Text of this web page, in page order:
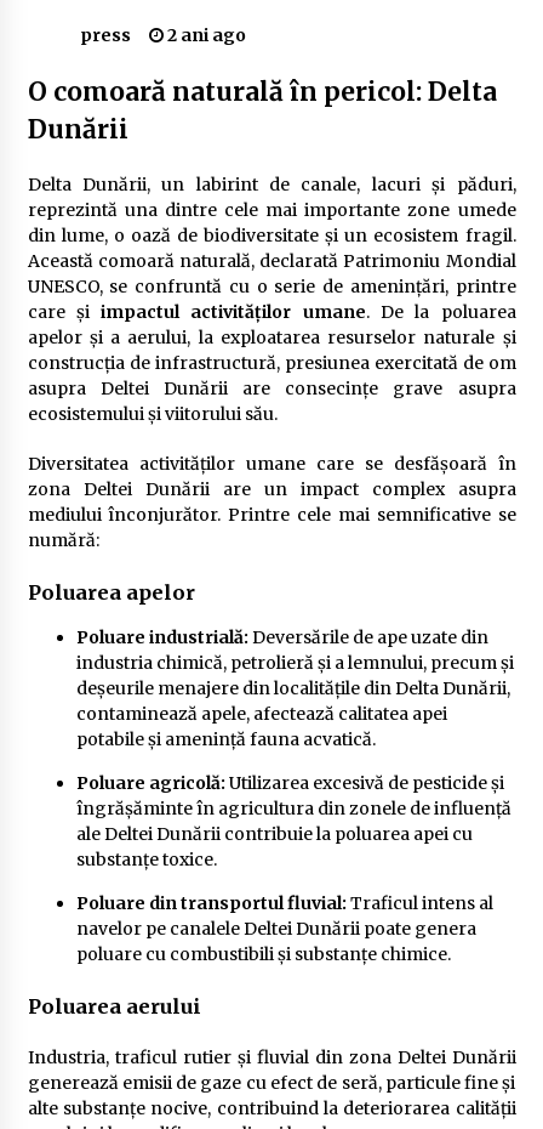
2 ani ago
Cele mai bune locuri pentru pescuitul crapului
în România (2024)
Cum să alegi firul de pescuit perfect pentru
crap: Ghid complet pentru pescari
2 ani ago
Uloga lokalne ekonomije u razvoju zajednice
2 ani ago
Cotele Dunării: Monitorizare și Prognoze
2 ani ago
press 2 ani ago
O comoară naturală în pericol: Delta
Dunării
Delta Dunării, un labirint de canale, lacuri și păduri,
reprezintă una dintre cele mai importante zone umede
din lume, o oază de biodiversitate și un ecosistem fragil.
Această comoară naturală, declarată Patrimoniu Mondial
UNESCO, se confruntă cu o serie de amenințări, printre
care șiimpactul activităților umane. De la poluarea
apelor și a aerului, la exploatarea resurselor naturale și
construcția de infrastructură, presiunea exercitată de om
asupra Deltei Dunării are consecințe grave asupra
ecosistemului și viitorului său.
Diversitatea activităților umane care se desfășoară în
zona Deltei Dunării are un impact complex asupra
mediului înconjurător. Printre cele mai semnificative se
numără:
Poluarea apelor
Poluare industrială: Deversările de ape uzate din
industria chimică, petrolieră și a lemnului, precum și
deșeurile menajere din localitățile din Delta Dunării,
contaminează apele, afectează calitatea apei
potabile și amenință fauna acvatică.
Poluare agricolă: Utilizarea excesivă de pesticide și
îngrășăminte în agricultura din zonele de influență
ale Deltei Dunării contribuie la poluarea apei cu
substanțe toxice.
Poluare din transportul fluvial: Traficul intens al
navelor pe canalele Deltei Dunării poate genera
poluare cu combustibili și substanțe chimice.
Poluarea aerului
Industria, traficul rutier și fluvial din zona Deltei Dunării
generează emisii de gaze cu efect de seră, particule fine și
alte substanțe nocive, contribuind la deteriorarea calității